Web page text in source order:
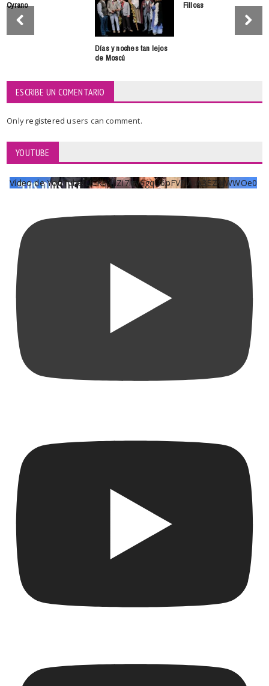
Cyrano
Días y noches tan lejos
de Moscú
Filloas
ESCRIBE UN COMENTARIO
Onlyregisteredusers can comment.
YOUTUBE
Vídeo de YouTube UCKqYjiZi7lzy6gqU6pFVFiA_A3EZ9JWWOe0